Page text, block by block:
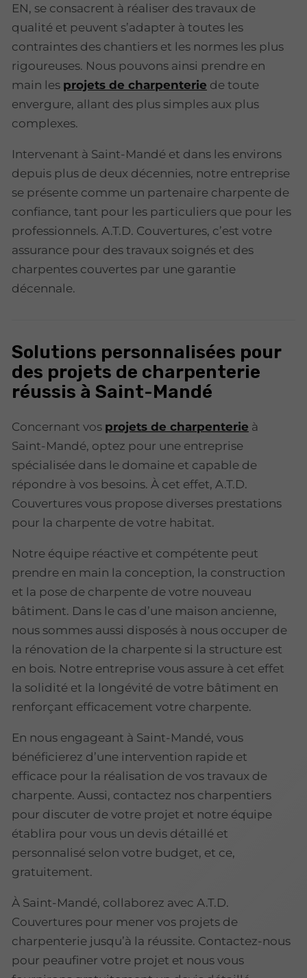
EN, se consacrent à réaliser des travaux de
qualité et peuvent s’adapter à toutes les
contraintes des chantiers et les normes les plus
rigoureuses. Nous pouvons ainsi prendre en
main les projets de charpenterie de toute
envergure, allant des plus simples aux plus
complexes.
Intervenant à Saint-Mandé et dans les environs
depuis plus de deux décennies, notre entreprise
se présente comme un partenaire charpente de
confiance, tant pour les particuliers que pour les
professionnels. A.T.D. Couvertures, c’est votre
assurance pour des travaux soignés et des
charpentes couvertes par une garantie
décennale.
Solutions personnalisées pour
des projets de charpenterie
réussis à Saint-Mandé
Concernant vos projets de charpenterie à
Saint-Mandé, optez pour une entreprise
spécialisée dans le domaine et capable de
répondre à vos besoins. À cet effet, A.T.D.
Couvertures vous propose diverses prestations
pour la charpente de votre habitat.
Notre équipe réactive et compétente peut
prendre en main la conception, la construction
et la pose de charpente de votre nouveau
bâtiment. Dans le cas d’une maison ancienne,
nous sommes aussi disposés à nous occuper de
la rénovation de la charpente si la structure est
en bois. Notre entreprise vous assure à cet effet
la solidité et la longévité de votre bâtiment en
renforçant efficacement votre charpente.
En nous engageant à Saint-Mandé, vous
bénéficierez d’une intervention rapide et
efficace pour la réalisation de vos travaux de
charpente. Aussi, contactez nos charpentiers
pour discuter de votre projet et notre équipe
établira pour vous un devis détaillé et
personnalisé selon votre budget, et ce,
gratuitement.
À Saint-Mandé, collaborez avec A.T.D.
Couvertures pour mener vos projets de
charpenterie jusqu’à la réussite. Contactez-nous
pour peaufiner votre projet et nous vous